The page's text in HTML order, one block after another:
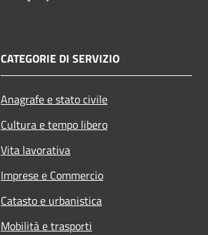
CATEGORIE DI SERVIZIO
Anagrafe e stato civile
Cultura e tempo libero
Vita lavorativa
Imprese e Commercio
Catasto e urbanistica
Mobilità e trasporti